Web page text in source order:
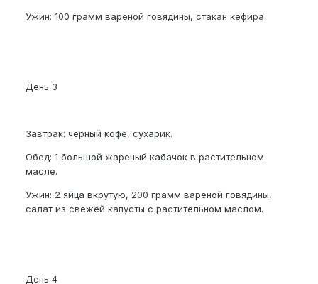
Ужин: 100 грамм вареной говядины, стакан кефира.
День 3
Завтрак: черный кофе, сухарик.
Обед: 1 большой жареный кабачок в растительном
масле.
Ужин: 2 яйца вкрутую, 200 грамм вареной говядины,
салат из свежей капусты с растительном маслом.
День 4